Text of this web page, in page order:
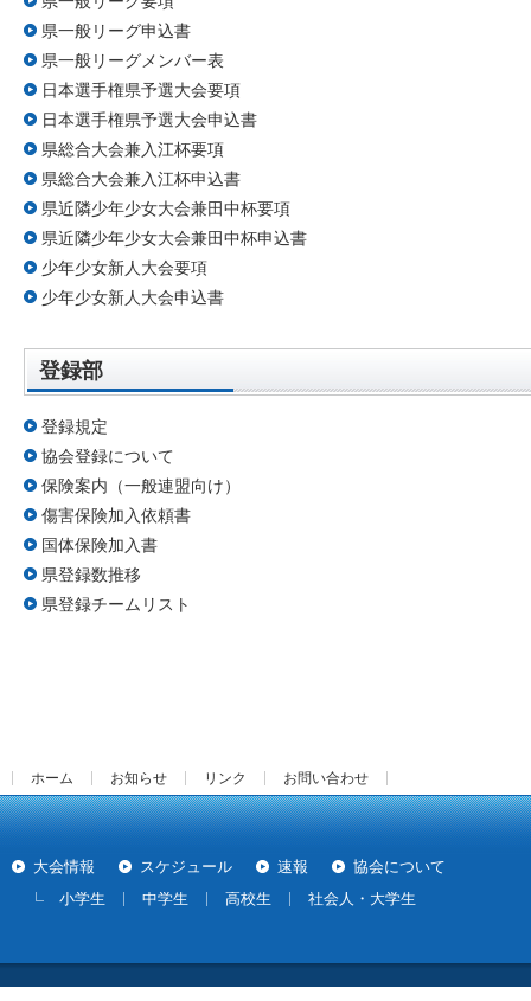
県一般リーグ申込書
県一般リーグメンバー表
日本選手権県予選大会要項
日本選手権県予選大会申込書
県総合大会兼入江杯要項
県総合大会兼入江杯申込書
県近隣少年少女大会兼田中杯要項
県近隣少年少女大会兼田中杯申込書
少年少女新人大会要項
少年少女新人大会申込書
登録部
登録規定
協会登録について
保険案内（一般連盟向け）
傷害保険加入依頼書
国体保険加入書
県登録数推移
県登録チームリスト
ホーム お知らせ リンク お問い合わせ
大会情報 スケジュール 速報
協会について
小学生
中学生 高校生 社会人・大学生